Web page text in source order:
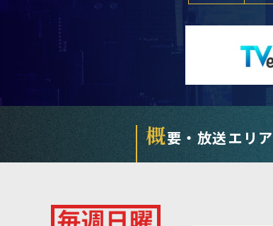
概要・放送エリア